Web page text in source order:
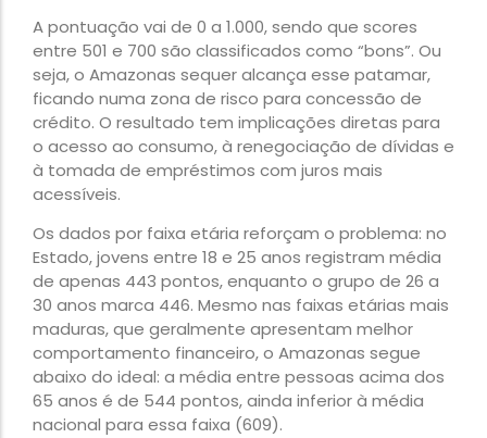
A pontuação vai de 0 a 1.000, sendo que scores
entre 501 e 700 são classificados como “bons”. Ou
seja, o Amazonas sequer alcança esse patamar,
ficando numa zona de risco para concessão de
crédito. O resultado tem implicações diretas para
o acesso ao consumo, à renegociação de dívidas e
à tomada de empréstimos com juros mais
acessíveis.
Os dados por faixa etária reforçam o problema: no
Estado, jovens entre 18 e 25 anos registram média
de apenas 443 pontos, enquanto o grupo de 26 a
30 anos marca 446. Mesmo nas faixas etárias mais
maduras, que geralmente apresentam melhor
comportamento financeiro, o Amazonas segue
abaixo do ideal: a média entre pessoas acima dos
65 anos é de 544 pontos, ainda inferior à média
nacional para essa faixa (609).